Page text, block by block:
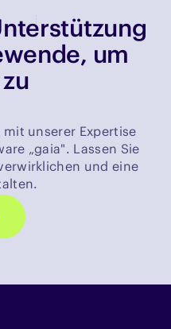
um
unserer Expertise
„gaia". Lassen Sie
und eine